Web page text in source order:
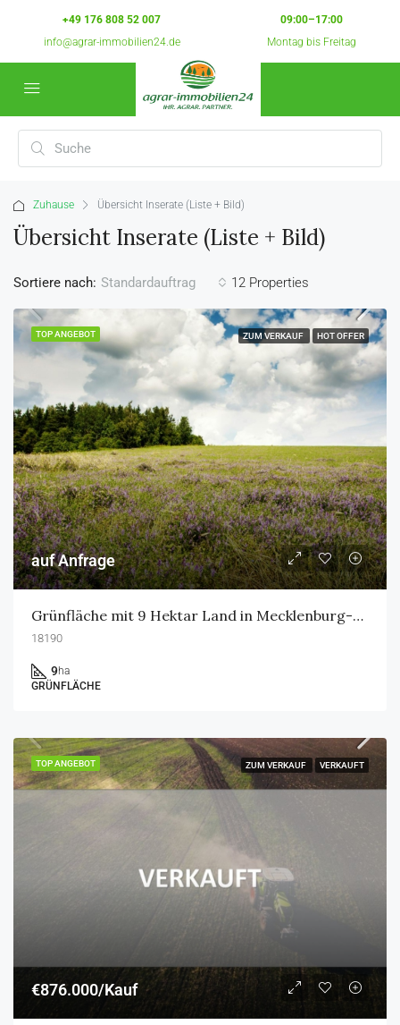
+49 176 808 52 007
info@agrar-immobilien24.de
09:00–17:00
Montag bis Freitag
Zuhause Übersicht Inserate (Liste + Bild)
Übersicht Inserate (Liste + Bild)
12 Properties
Sortiere nach: Standardauftrag
TOP ANGEBOT ZUM VERKAUF HOT OFFER
auf Anfrage
Grünfläche mit 9 Hektar Land in Mecklenburg-Vorpommern
18190
9ha
GRÜNFLÄCHE
TOP ANGEBOT ZUM VERKAUF VERKAUFT
€876.000/Kauf